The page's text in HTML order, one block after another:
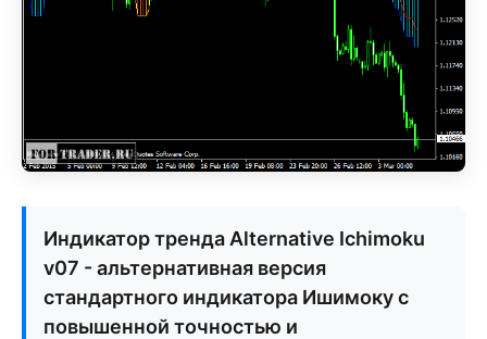
Индикатор тренда Alternative Ichimoku
v07 - альтернативная версия
стандартного индикатора Ишимоку с
повышенной точностью и